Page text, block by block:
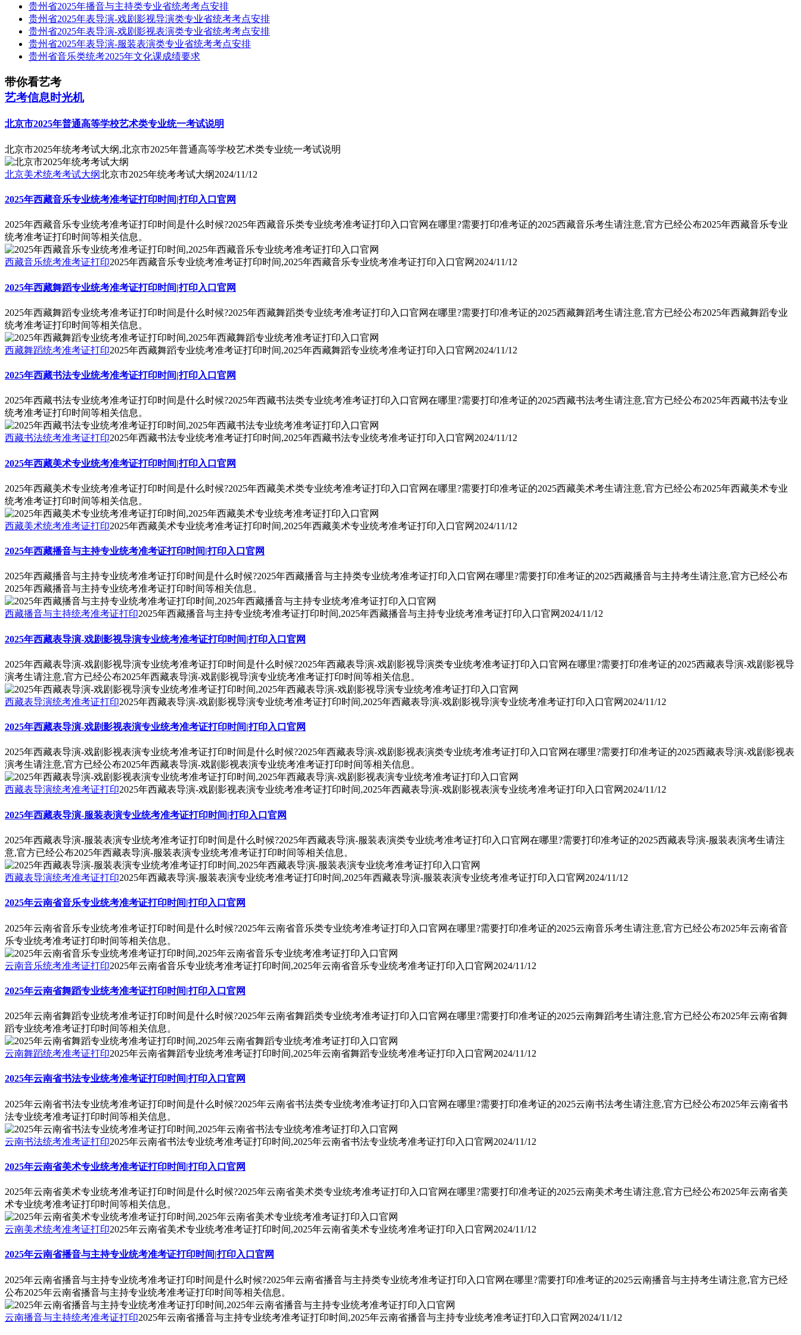
贵州省2025年播音与主持类专业省统考考点安排
贵州省2025年表导演-戏剧影视导演类专业省统考考点安排
贵州省2025年表导演-戏剧影视表演类专业省统考考点安排
贵州省2025年表导演-服装表演类专业省统考考点安排
贵州省音乐类统考2025年文化课成绩要求
带你看艺考
艺考信息时光机
北京市2025年普通高等学校艺术类专业统一考试说明
北京市2025年统考考试大纲,北京市2025年普通高等学校艺术类专业统一考试说明
北京美术统考考试大纲北京市2025年统考考试大纲2024/11/12
2025年西藏音乐专业统考准考证打印时间|打印入口官网
2025年西藏音乐专业统考准考证打印时间是什么时候?2025年西藏音乐类专业统考准考证打印入口官网在哪里?需要打印准考证的2025西藏音乐考生请注意,官方已经公布2025年西藏音乐专业
统考准考证打印时间等相关信息。
西藏音乐统考准考证打印2025年西藏音乐专业统考准考证打印时间,2025年西藏音乐专业统考准考证打印入口官网 2024/11/12
2025年西藏舞蹈专业统考准考证打印时间|打印入口官网
2025年西藏舞蹈专业统考准考证打印时间是什么时候?2025年西藏舞蹈类专业统考准考证打印入口官网在哪里?需要打印准考证的2025西藏舞蹈考生请注意,官方已经公布2025年西藏舞蹈专业
统考准考证打印时间等相关信息。
西藏舞蹈统考准考证打印2025年西藏舞蹈专业统考准考证打印时间,2025年西藏舞蹈专业统考准考证打印入口官网 2024/11/12
2025年西藏书法专业统考准考证打印时间|打印入口官网
2025年西藏书法专业统考准考证打印时间是什么时候?2025年西藏书法类专业统考准考证打印入口官网在哪里?需要打印准考证的2025西藏书法考生请注意,官方已经公布2025年西藏书法专业
统考准考证打印时间等相关信息。
西藏书法统考准考证打印2025年西藏书法专业统考准考证打印时间,2025年西藏书法专业统考准考证打印入口官网 2024/11/12
2025年西藏美术专业统考准考证打印时间|打印入口官网
2025年西藏美术专业统考准考证打印时间是什么时候?2025年西藏美术类专业统考准考证打印入口官网在哪里?需要打印准考证的2025西藏美术考生请注意,官方已经公布2025年西藏美术专业
统考准考证打印时间等相关信息。
西藏美术统考准考证打印2025年西藏美术专业统考准考证打印时间,2025年西藏美术专业统考准考证打印入口官网 2024/11/12
2025年西藏播音与主持专业统考准考证打印时间|打印入口官网
2025年西藏播音与主持专业统考准考证打印时间是什么时候?2025年西藏播音与主持类专业统考准考证打印入口官网在哪里?需要打印准考证的2025西藏播音与主持考生请注意,官方已经公布
2025年西藏播音与主持专业统考准考证打印时间等相关信息。
西藏播音与主持统考准考证打印2025年西藏播音与主持专业统考准考证打印时间,2025年西藏播音与主持专业统考准考证打印入口官网 2024/11/12
2025年西藏表导演-戏剧影视导演专业统考准考证打印时间|打印入口官网
2025年西藏表导演-戏剧影视导演专业统考准考证打印时间是什么时候?2025年西藏表导演-戏剧影视导演类专业统考准考证打印入口官网在哪里?需要打印准考证的2025西藏表导演-戏剧影视导
演考生请注意,官方已经公布2025年西藏表导演-戏剧影视导演专业统考准考证打印时间等相关信息。
西藏表导演统考准考证打印2025年西藏表导演-戏剧影视导演专业统考准考证打印时间,2025年西藏表导演-戏剧影视导演专业统考准考证打印入口官网 2024/11/12
2025年西藏表导演-戏剧影视表演专业统考准考证打印时间|打印入口官网
2025年西藏表导演-戏剧影视表演专业统考准考证打印时间是什么时候?2025年西藏表导演-戏剧影视表演类专业统考准考证打印入口官网在哪里?需要打印准考证的2025西藏表导演-戏剧影视表
演考生请注意,官方已经公布2025年西藏表导演-戏剧影视表演专业统考准考证打印时间等相关信息。
西藏表导演统考准考证打印2025年西藏表导演-戏剧影视表演专业统考准考证打印时间,2025年西藏表导演-戏剧影视表演专业统考准考证打印入口官网2024/11/12
2025年西藏表导演-服装表演专业统考准考证打印时间|打印入口官网
2025年西藏表导演-服装表演专业统考准考证打印时间是什么时候?2025年西藏表导演-服装表演类专业统考准考证打印入口官网在哪里?需要打印准考证的2025西藏表导演-服装表演考生请注
意,官方已经公布2025年西藏表导演-服装表演专业统考准考证打印时间等相关信息。
西藏表导演统考准考证打印2025年西藏表导演-服装表演专业统考准考证打印时间,2025年西藏表导演-服装表演专业统考准考证打印入口官网 2024/11/12
2025年云南省音乐专业统考准考证打印时间|打印入口官网
2025年云南省音乐专业统考准考证打印时间是什么时候?2025年云南省音乐类专业统考准考证打印入口官网在哪里?需要打印准考证的2025云南音乐考生请注意,官方已经公布2025年云南省音
乐专业统考准考证打印时间等相关信息。
云南音乐统考准考证打印2025年云南省音乐专业统考准考证打印时间,2025年云南省音乐专业统考准考证打印入口官网 2024/11/12
2025年云南省舞蹈专业统考准考证打印时间|打印入口官网
2025年云南省舞蹈专业统考准考证打印时间是什么时候?2025年云南省舞蹈类专业统考准考证打印入口官网在哪里?需要打印准考证的2025云南舞蹈考生请注意,官方已经公布2025年云南省舞
蹈专业统考准考证打印时间等相关信息。
云南舞蹈统考准考证打印2025年云南省舞蹈专业统考准考证打印时间,2025年云南省舞蹈专业统考准考证打印入口官网 2024/11/12
2025年云南省书法专业统考准考证打印时间|打印入口官网
2025年云南省书法专业统考准考证打印时间是什么时候?2025年云南省书法类专业统考准考证打印入口官网在哪里?需要打印准考证的2025云南书法考生请注意,官方已经公布2025年云南省书
法专业统考准考证打印时间等相关信息。
云南书法统考准考证打印2025年云南省书法专业统考准考证打印时间,2025年云南省书法专业统考准考证打印入口官网 2024/11/12
2025年云南省美术专业统考准考证打印时间|打印入口官网
2025年云南省美术专业统考准考证打印时间是什么时候?2025年云南省美术类专业统考准考证打印入口官网在哪里?需要打印准考证的2025云南美术考生请注意,官方已经公布2025年云南省美
术专业统考准考证打印时间等相关信息。
云南美术统考准考证打印2025年云南省美术专业统考准考证打印时间,2025年云南省美术专业统考准考证打印入口官网 2024/11/12
2025年云南省播音与主持专业统考准考证打印时间|打印入口官网
2025年云南省播音与主持专业统考准考证打印时间是什么时候?2025年云南省播音与主持类专业统考准考证打印入口官网在哪里?需要打印准考证的2025云南播音与主持考生请注意,官方已经
公布2025年云南省播音与主持专业统考准考证打印时间等相关信息。
云南播音与主持统考准考证打印2025年云南省播音与主持专业统考准考证打印时间,2025年云南省播音与主持专业统考准考证打印入口官网 2024/11/12